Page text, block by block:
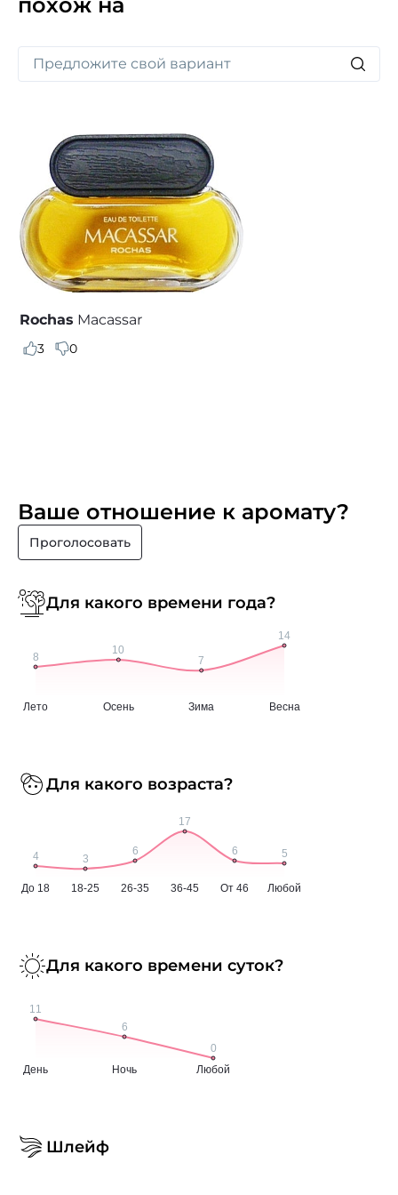
Rochas Macassar
3 0
Ваше отношение к аромату?
Проголосовать
Для какого времени года?
Для какого возраста?
Для какого времени суток?
Шлейф